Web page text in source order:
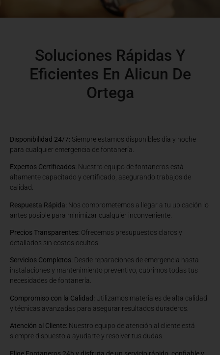
Soluciones Rápidas Y
Eficientes En Alicun De
Ortega
Disponibilidad 24/7: Siempre estamos disponibles día y noche
para cualquier emergencia de fontanería.
Expertos Certificados: Nuestro equipo de fontaneros está
altamente capacitado y certificado, asegurando trabajos de
calidad.
Respuesta Rápida: Nos comprometemos a llegar a tu ubicación lo
antes posible para minimizar cualquier inconveniente.
Precios Transparentes: Ofrecemos presupuestos claros y
detallados sin costos ocultos.
Servicios Completos: Desde reparaciones de emergencia hasta
instalaciones y mantenimiento preventivo, cubrimos todas tus
necesidades de fontanería.
Compromiso con la Calidad: Utilizamos materiales de alta calidad
y técnicas avanzadas para asegurar resultados duraderos.
Atención al Cliente: Nuestro equipo de atención al cliente está
siempre dispuesto a ayudarte y resolver tus dudas.
Elige Fontaneros 24h y disfruta de un servicio rápido, confiable y